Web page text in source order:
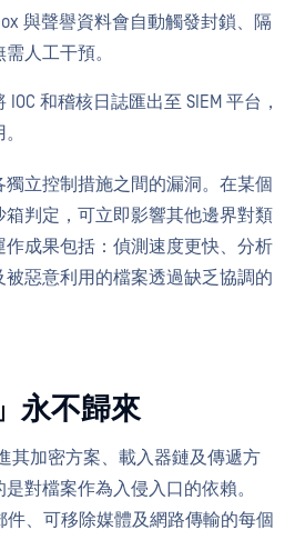
與聲譽資料會自動觸發封鎖、隔
人工干預。
IOC 和稽核日誌匯出至 SIEM 平台，
立控制措施之間的漏洞。在某個
判定，可立即影響其他邊界對類
成果包括：偵測速度更快、分析
惡意利用的檔案透過缺乏協調的
永不歸來
其加密方案、載入器鏈及傳遞方
對檔案作為入侵入口的依賴。
件、可移除媒體及網路傳輸的每個